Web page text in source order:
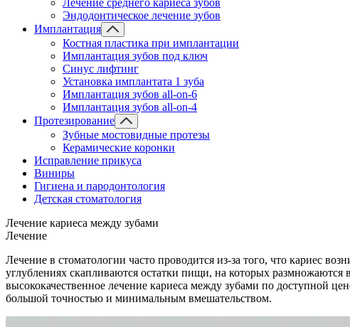
Эндодонтическое лечение зубов
Имплантация
Костная пластика при имплантации
Имплантация зубов под ключ
Синус лифтинг
Установка имплантата 1 зуба
Имплантация зубов all-on-6
Имплантация зубов all-on-4
Протезирование
Зубные мостовидные протезы
Керамические коронки
Исправление прикуса
Виниры
Гигиена и пародонтология
Детская стоматология
Лечение кариеса между зубами
Лечение
Лечение в стоматологии часто проводится из-за того, что кариес
углублениях скапливаются остатки пищи, на которых
высококачественное лечение кариеса между зубами по доступной
большой точностью и минимальным вмешательством.